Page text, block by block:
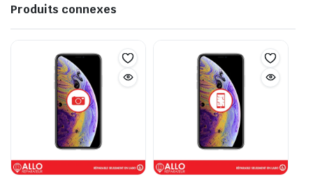
Produits connexes